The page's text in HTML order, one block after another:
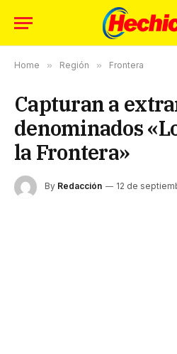
Home » Región » Frontera
Capturan a
denominados
la Frontera»
By Redacción 12 de